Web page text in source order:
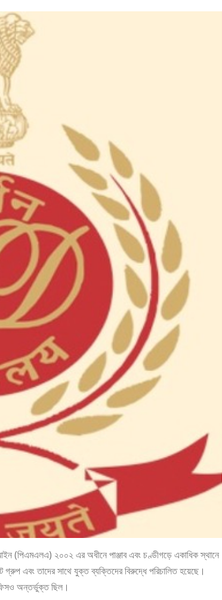
(পিএমএলএ) ২০০২ এর অধীনে পাঞ্জাব এবং চণ্ডীগড়ে একাধিক স্থানে
গ্রুপ এবং তাদের সাথে যুক্ত ব্যক্তিদের বিরুদ্ধে পরিচালিত হয়েছে।
অন্তর্ভুক্ত ছিল।